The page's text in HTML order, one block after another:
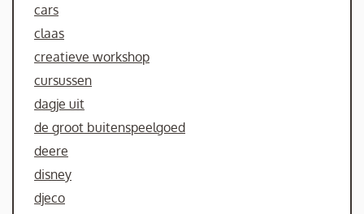
cars
claas
creatieve workshop
cursussen
dagje uit
de groot buitenspeelgoed
deere
disney
djeco